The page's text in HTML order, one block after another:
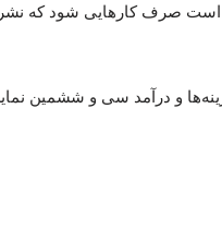
است صرف کارهایی شود که
و درآمد سی و ششمین